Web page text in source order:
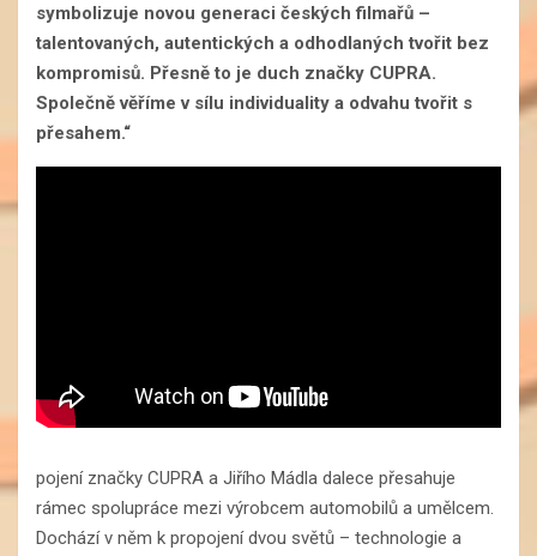
symbolizuje novou generaci českých filmařů –
talentovaných, autentických a odhodlaných tvořit bez
kompromisů. Přesně to je duch značky CUPRA.
Společně věříme v sílu individuality a odvahu tvořit s
přesahem.“
pojení značky CUPRA a Jiřího Mádla dalece přesahuje
rámec spolupráce mezi výrobcem automobilů a umělcem.
Dochází v něm k propojení dvou světů – technologie a